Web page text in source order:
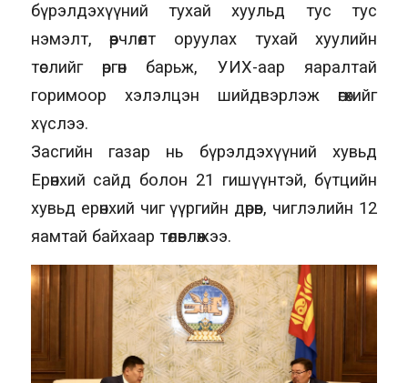
бүрэлдэхүүний тухай хуульд тус тус
нэмэлт, өөрчлөлт оруулах тухай хуулийн
төслийг өргөн барьж, УИХ-аар яаралтай
горимоор хэлэлцэн шийдвэрлэж өгөхийг
хүслээ.
Засгийн газар нь бүрэлдэхүүний хувьд
Ерөнхий сайд болон 21 гишүүнтэй, бүтцийн
хувьд ерөнхий чиг үүргийн дөрөв, чиглэлийн 12
яамтай байхаар төлөвлөжээ.